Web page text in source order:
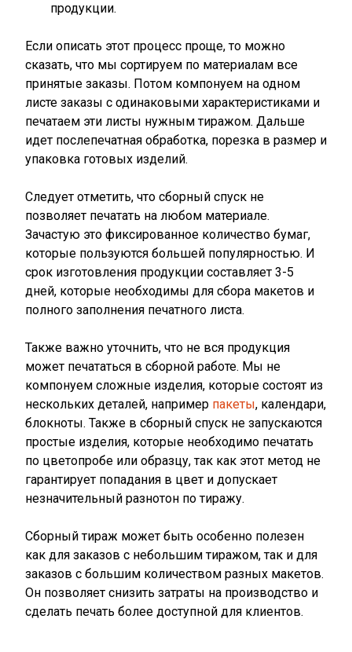
продукции.
Если описать этот процесс проще, то можно
сказать, что мы сортируем по материалам все
принятые заказы. Потом компонуем на одном
листе заказы с одинаковыми характеристиками и
печатаем эти листы нужным тиражом. Дальше
идет послепечатная обработка, порезка в размер и
упаковка готовых изделий.
Следует отметить, что сборный спуск не
позволяет печатать на любом материале.
Зачастую это фиксированное количество бумаг,
которые пользуются большей популярностью. И
срок изготовления продукции составляет 3-5
дней, которые необходимы для сбора макетов и
полного заполнения печатного листа.
Также важно уточнить, что не вся продукция
может печататься в сборной работе. Мы не
компонуем сложные изделия, которые состоят из
нескольких деталей, например пакеты, календари,
блокноты. Также в сборный спуск не запускаются
простые изделия, которые необходимо печатать
по цветопробе или образцу, так как этот метод не
гарантирует попадания в цвет и допускает
незначительный разнотон по тиражу.
Сборный тираж может быть особенно полезен
как для заказов с небольшим тиражом, так и для
заказов с большим количеством разных макетов.
Он позволяет снизить затраты на производство и
сделать печать более доступной для клиентов.